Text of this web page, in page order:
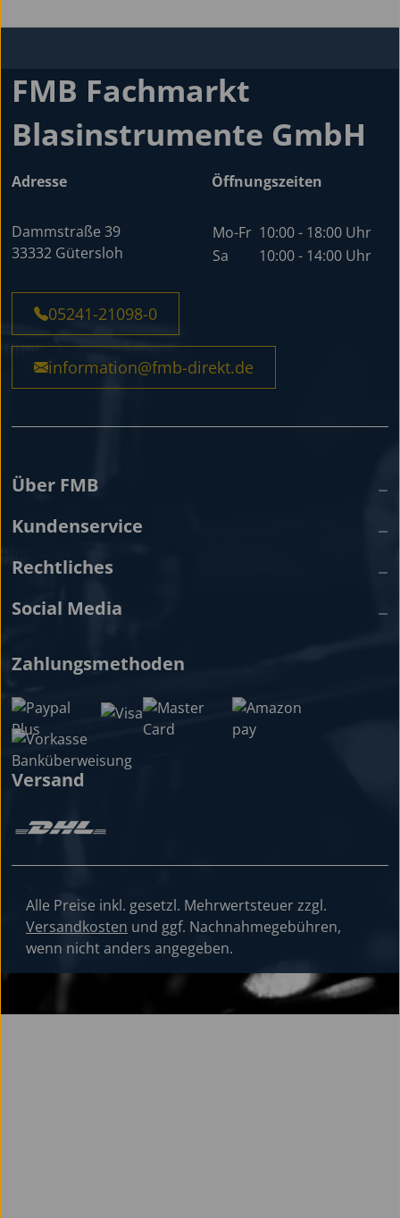
FMB Fachmarkt
Blasinstrumente GmbH
Adresse
Dammstraße 39
33332 Gütersloh
Öffnungszeiten
Mo-Fr 10:00 - 18:00 Uhr
Sa
10:00 - 14:00 Uhr
05241-21098-0
information@fmb-direkt.de
Über FMB
Kundenservice
Rechtliches
Social Media
Zahlungsmethoden
Versand
Alle Preise inkl. gesetzl. Mehrwertsteuer zzgl.
Versandkosten und ggf. Nachnahmegebühren,
wenn nicht anders angegeben.